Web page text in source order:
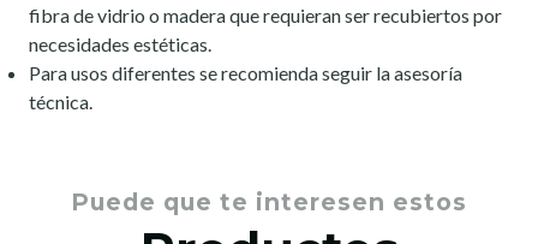
fibra de vidrio o madera que requieran ser recubiertos por
necesidades estéticas.
Para usos diferentes se recomienda seguir la asesoría
técnica.
Puede que te interesen estos